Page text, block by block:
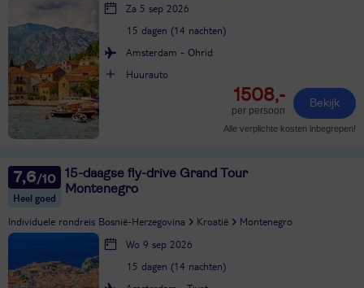
Za 5 sep 2026
15 dagen (14 nachten)
Amsterdam - Ohrid
Huurauto
1508,-
per persoon
Bekijk
Alle verplichte kosten inbegrepen!
7,6
Heel goed
15-daagse fly-drive Grand Tour
Montenegro
Individuele rondreis Bosnië-Herzegovina Kroatië
Montenegro
Wo 9 sep 2026
15 dagen (14 nachten)